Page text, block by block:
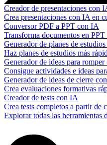
Creador de presentaciones con
Crea presentaciones con IA en
Conversor PDF a PPT con IA
Transforma documentos en
Generador de planes de
Haz planes de estudios más
Generador de ideas para
Consigue actividades e ideas
Generador de ideas de cierre
Crea evaluaciones formativas
Creador de tests con IA
Crea tests completos a partir de
Explorar todas las herramientas